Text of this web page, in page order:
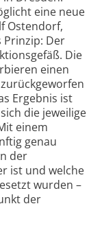
eine neue
Ostendorf,
Prinzip: Der
Die
einen
Ergebnis ist
die jeweilige
einem
genau
der
ist und welche
wurden –
der